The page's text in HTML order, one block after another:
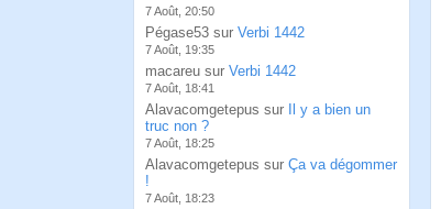
7 Août, 20:50
Pégase53 sur Verbi 1442
7 Août, 19:35
macareu sur Verbi 1442
7 Août, 18:41
Alavacomgetepus sur
Il y a bien un
truc non ?
7 Août, 18:25
Alavacomgetepus sur Ça va dégommer
!
7 Août, 18:23